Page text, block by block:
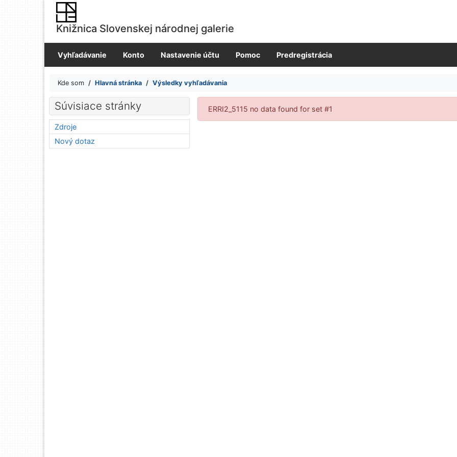
Prejsť na obsah
Prejsť na menu
Prehlásenie o webovej prístupnosti
Knižnica Slovenskej národnej galerie
Vyhľadávanie Konto Nastavenie účtu Pomoc Predregistrácia
Kde som Hlavná stránka Výsledky vyhľadávania
Výsledky vyhľadávaniaERRI2_5115 no data found for set #1
Súvisiace stránky
Zdroje
Nový dotaz